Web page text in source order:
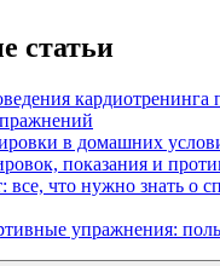
статьи
кардиотренинга
в домашних
показания и
что нужно знать о
упражнения: